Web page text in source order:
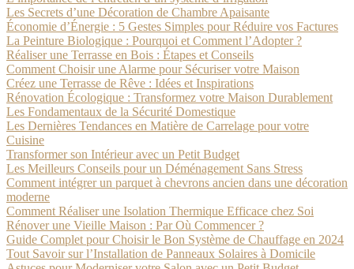
Les Secrets d’une Décoration de Chambre Apaisante
Économie d’Énergie : 5 Gestes Simples pour Réduire vos Factures
La Peinture Biologique : Pourquoi et Comment l’Adopter ?
Réaliser une Terrasse en Bois : Étapes et Conseils
Comment Choisir une Alarme pour Sécuriser votre Maison
Créez une Terrasse de Rêve : Idées et Inspirations
Rénovation Écologique : Transformez votre Maison Durablement
Les Fondamentaux de la Sécurité Domestique
Les Dernières Tendances en Matière de Carrelage pour votre
Cuisine
Transformer son Intérieur avec un Petit Budget
Les Meilleurs Conseils pour un Déménagement Sans Stress
Comment intégrer un parquet à chevrons ancien dans une décoration
moderne
Comment Réaliser une Isolation Thermique Efficace chez Soi
Rénover une Vieille Maison : Par Où Commencer ?
Guide Complet pour Choisir le Bon Système de Chauffage en 2024
Tout Savoir sur l’Installation de Panneaux Solaires à Domicile